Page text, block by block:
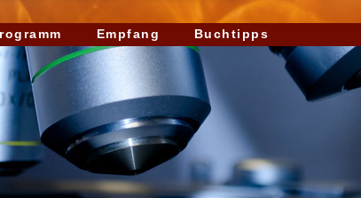
Empfang Buchtipps